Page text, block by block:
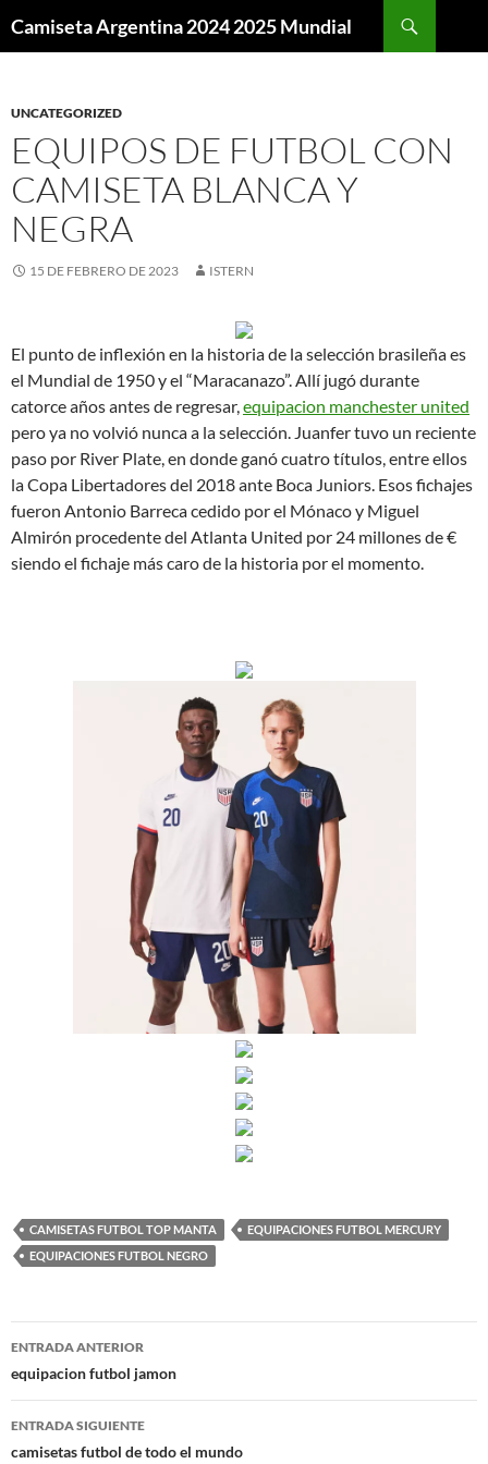
Camiseta Argentina 2024 2025 Mundial
UNCATEGORIZED
EQUIPOS DE FUTBOL CON
CAMISETA BLANCA Y
NEGRA
15 DE FEBRERO DE 2023 ISTERN
El punto de inflexión en la historia de la selección brasileña es
el Mundial de 1950 y el “Maracanazo”. Allí jugó durante
catorce años antes de regresar,equipacion manchester united
pero ya no volvió nunca a la selección. Juanfer tuvo un reciente
paso por River Plate, en donde ganó cuatro títulos, entre ellos
la Copa Libertadores del 2018 ante Boca Juniors. Esos fichajes
fueron Antonio Barreca cedido por el Mónaco y Miguel
Almirón procedente del Atlanta United por 24 millones de €
siendo el fichaje más caro de la historia por el momento.
CAMISETAS FUTBOL TOP MANTA
EQUIPACIONES FUTBOL MERCURY
EQUIPACIONES FUTBOL NEGRO
Navegación
de
entradas
ENTRADA ANTERIOR
equipacion futbol jamon
ENTRADA SIGUIENTE
camisetas futbol de todo el mundo